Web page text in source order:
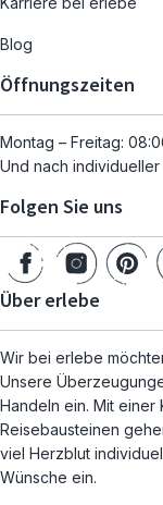
Blog
Öffnungszeiten
Montag – Freitag:
Und nach
Folgen Sie uns
Über erlebe
Wir bei erlebe
Unsere
Handeln ein. Mit einer
Reisebausteinen
viel Herzblut
Wünsche ein.